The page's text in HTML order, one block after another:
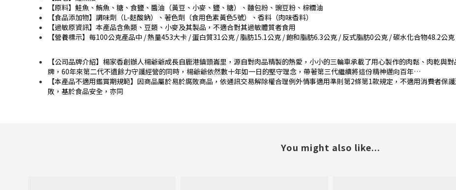
【原料】鮭魚、鮪魚、糖、食鹽、醬油（黃豆、小麥、鹽、糖）、麵包粉、豌豆粉、棕櫚油
【食品添加物】調味劑（L-麩酸鈉）、著色劑（食用色素黃色5號）、香料（肉味香料）
【過敏原資訊】本產品含魚類、豆類、小麥及其製品，不適合對其過敏體質者食用
【營養標示】每100公克產品中 / 熱量453大卡 / 蛋白質31公克 / 脂肪15.1公克 / 飽和脂肪6.3公克 / 反式脂肪0公克 / 碳水化合物48.2公
【公司品牌介紹】楊家香創辦人楊爺爺成長自鹿港鎮頭崙里，源自對肉品精製的熱愛，小小的三輪車承載了用心製作的肉鬆、肉乾與
牌，60年來第二代不遺餘力守護經營的同時，楊爺爺依然數十年如一日的堅守理念，帶著第三代繼續將這份精神邁向百年…
【本產品不適用鑑賞期規範】因商品屬於易於腐敗商品，依通訊交易解除權合理例外情事適用準則第2條第1款規定，不適用消費者保
敗，基於食品安全，亦同
You might also like...